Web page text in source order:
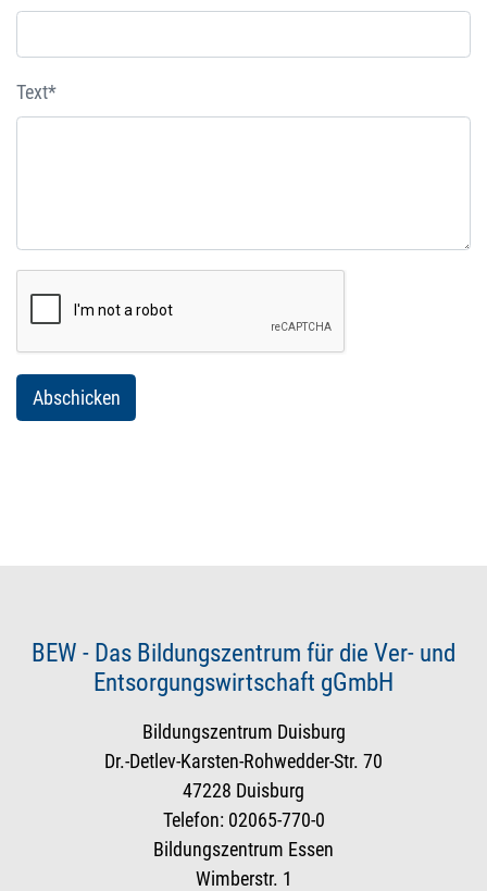
Text*
BEW - Das Bildungszentrum für die Ver- und
Entsorgungswirtschaft gGmbH
Bildungszentrum Duisburg
Dr.-Detlev-Karsten-Rohwedder-Str. 70
47228 Duisburg
Telefon: 02065-770-0
Bildungszentrum Essen
Wimberstr. 1